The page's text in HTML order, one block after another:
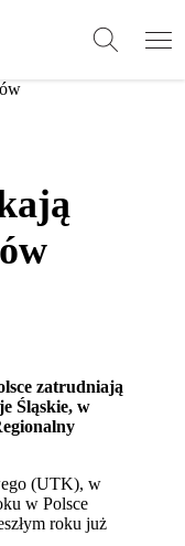
zatrudniają
Śląskie, w
(UTK), w
w Polsce
roku już